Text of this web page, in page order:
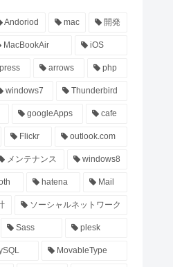
Andoriod mac 開発
MacBookAir iOS
arrows php
windows7 Thunderbird
googleApps cafe
Flickr outlook.com
メンテナンス windows8
hatena Mail
ソーシャルネットワーク
Sass plesk
MovableType